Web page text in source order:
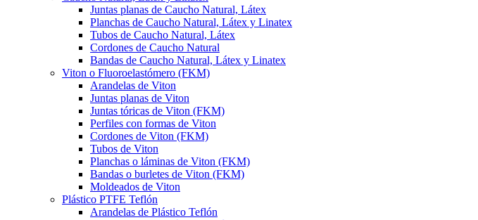
Juntas planas de Caucho Natural, Látex
Planchas de Caucho Natural, Látex y Linatex
Tubos de Caucho Natural, Látex
Cordones de Caucho Natural
Bandas de Caucho Natural, Látex y Linatex
Viton o Fluoroelastómero (FKM)
Arandelas de Viton
Juntas planas de Viton
Juntas tóricas de Viton (FKM)
Perfiles con formas de Viton
Cordones de Viton (FKM)
Tubos de Viton
Planchas o láminas de Viton (FKM)
Bandas o burletes de Viton (FKM)
Moldeados de Viton
Plástico PTFE Teflón
Arandelas de Plástico Teflón